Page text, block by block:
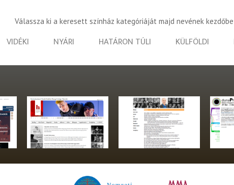
Válassza ki a keresett színház kategóriáját majd nevének
VIDÉKI NYÁRI HATÁRON TÚLI KÜLFÖLDI